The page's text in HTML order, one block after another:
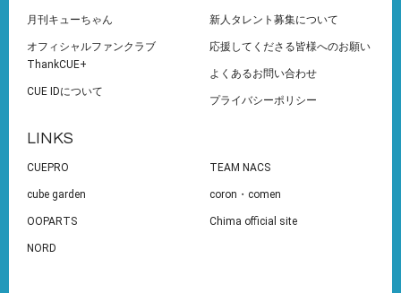
月刊キューちゃん
オフィシャルファンクラブ
ThankCUE+
CUE IDについて
新人タレント募集について
応援してくださる皆様へのお願い
よくあるお問い合わせ
プライバシーポリシー
LINKS
CUEPRO TEAM NACS
cube garden coron・comen
OOPARTS Chima official site
NORD